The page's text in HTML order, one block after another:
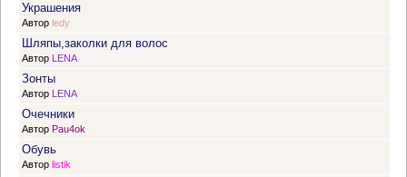
Украшения
Автор ledy
Шляпы,заколки для волос
Автор LENA
Зонты
Автор LENA
Очечники
Автор Pau4ok
Обувь
Автор listik